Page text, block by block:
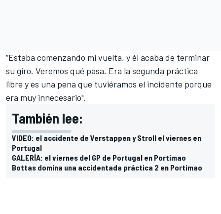
“Estaba comenzando mi vuelta, y él acaba de terminar
su giro. Veremos qué pasa. Era la segunda práctica
libre y es una pena que tuviéramos el incidente porque
era muy innecesario".
También lee:
VIDEO: el accidente de Verstappen y Stroll el viernes en
Portugal
GALERÍA: el viernes del GP de Portugal en Portimao
Bottas domina una accidentada práctica 2 en Portimao